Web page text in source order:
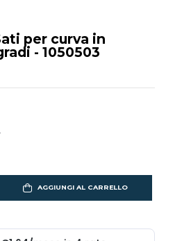
per curva in
- 1050503
AGGIUNGI AL CARRELLO